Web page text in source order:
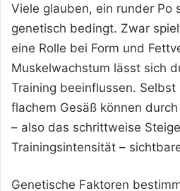
Viele glauben, ein runder Po
genetisch bedingt. Zwar
eine Rolle bei Form und
Muskelwachstum lässt sich
Training beeinflussen. Selbst
flachem Gesäß können
– also das schrittweise
Trainingsintensität –
Genetische Faktoren